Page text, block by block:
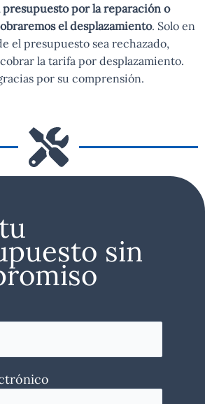
presupuesto por la reparación o
el desplazamiento. Solo en
el presupuesto sea rechazado,
la tarifa por desplazamiento.
por su comprensión.
sin